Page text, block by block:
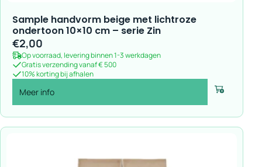
Sample handvorm beige met lichtroze
ondertoon 10×10 cm – serie Zin
€2,00
Op voorraad, levering binnen 1-3 werkdagen
Gratis verzending vanaf € 500
10% korting bij afhalen
Meer info Voeg toe